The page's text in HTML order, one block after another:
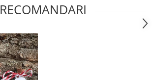
RECOMANDARI